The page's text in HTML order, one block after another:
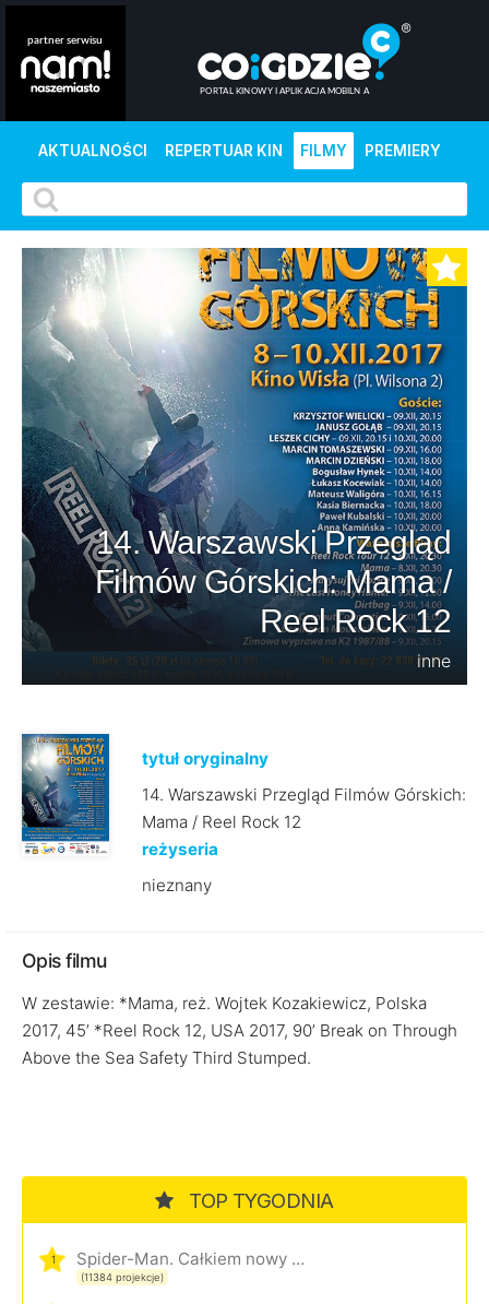
AKTUALNOŚCI REPERTUAR KIN FILMY PREMIERY
14. Warszawski Przegląd
Filmów Górskich: Mama /
Reel Rock 12
inne
tytuł oryginalny
14. Warszawski Przegląd Filmów Górskich:
Mama / Reel Rock 12
reżyseria
nieznany
Opis filmu
W zestawie: *Mama, reż. Wojtek Kozakiewicz, Polska
2017, 45’ *Reel Rock 12, USA 2017, 90’ Break on Through
Above the Sea Safety Third Stumped.
TOP TYGODNIA
1 Spider-Man. Całkiem nowy dzień
(11384 projekcje)